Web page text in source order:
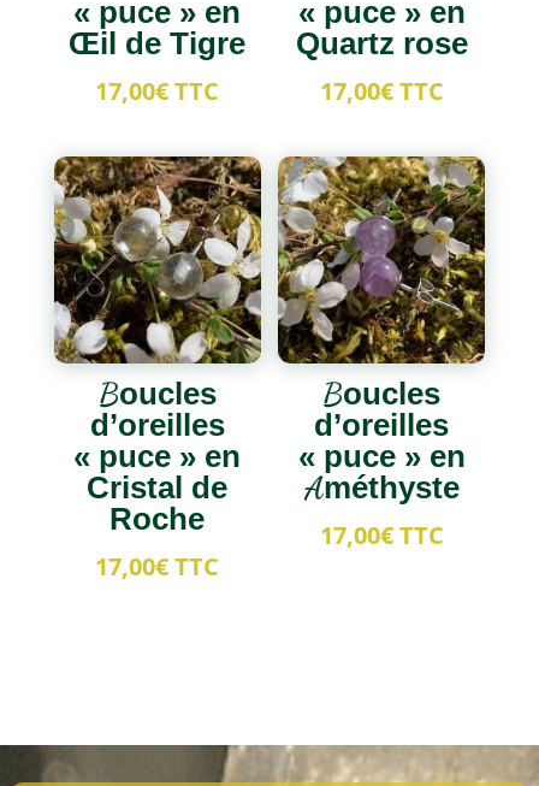
« puce » en
Œil de Tigre
17,00€TTC
« puce » en
Quartz rose
17,00€TTC
Boucles
d’oreilles
« puce » en
Cristal de
Roche
17,00€TTC
Boucles
d’oreilles
« puce » en
Améthyste
17,00€TTC